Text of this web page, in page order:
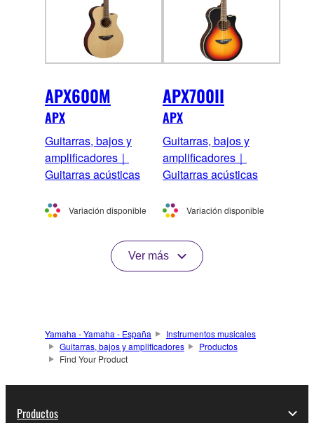
APX600M
APX
Guitarras, bajos y
amplificadores｜
Guitarras acústicas
Variación disponible
APX700II
APX
Guitarras, bajos y
amplificadores｜
Guitarras acústicas
Variación disponible
Ver más
Yamaha - Yamaha - España
Instrumentos musicales
Guitarras, bajos y amplificadores
Productos
Find Your Product
Productos